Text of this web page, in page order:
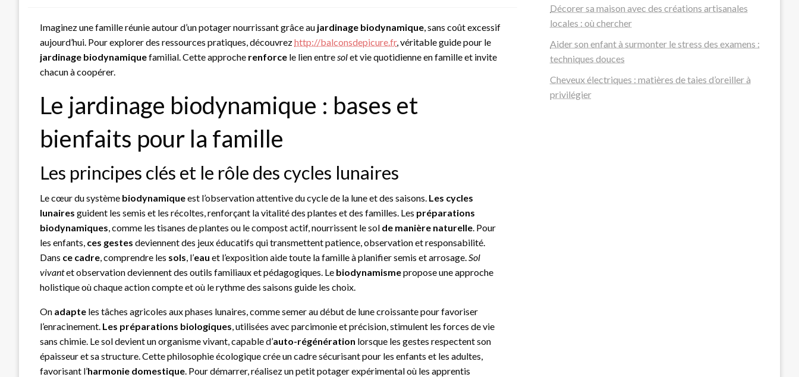
Imaginez une famille réunie autour d’un potager nourrissant grâce au jardinage biodynamique, sans coût excessif
aujourd’hui. Pour explorer des ressources pratiques, découvrezhttp://balconsdepicure.fr, véritable guide pour le
jardinage biodynamiquefamilial. Cette approche renforce le lien entresolet vie quotidienne en famille et invite
chacun à coopérer.
Le jardinage biodynamique : bases et
bienfaits pour la famille
Les principes clés et le rôle des cycles lunaires
Le cœur du système biodynamiqueest l’observation attentive du cycle de la lune et des saisons. Les cycles
lunaires guident les semis et les récoltes, renforçant la vitalité des plantes et des familles. Les préparations
biodynamiques, comme les tisanes de plantes ou le compost actif, nourrissent le sol de manière naturelle. Pour
les enfants, ces gestes deviennent des jeux éducatifs qui transmettent patience, observation et responsabilité.
Dans ce cadre, comprendre les sols, l’eau et l’exposition aide toute la famille à planifier semis et arrosage.Sol
vivantet observation deviennent des outils familiaux et pédagogiques. Le biodynamismepropose une approche
holistique où chaque action compte et où le rythme des saisons guide les choix.
On adapte les tâches agricoles aux phases lunaires, comme semer au début de lune croissante pour favoriser
l’enracinement. Les préparations biologiques, utilisées avec parcimonie et précision, stimulent les forces de vie
sans chimie. Le sol devient un organisme vivant, capable d’auto-régénération lorsque les gestes respectent son
épaisseur et sa structure. Cette philosophie écologique crée un cadre sécurisant pour les enfants et les adultes,
favorisant l’harmonie domestique. Pour démarrer, réalisez un petit potager expérimental où les apprentis
Décorer sa maison avec des créations artisanales
locales : où chercher
Aider son enfant à surmonter le stress des examens :
techniques douces
Cheveux électriques : matières de taies d’oreiller à
privilégier